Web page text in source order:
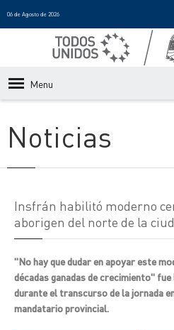
06 de Agosto de 2026
Menu
Noticias
Insfrán habilitó moderno
aborigen del norte de la
"No hay que dudar en apoyar este
décadas ganadas de crecimiento"
durante el transcurso de la jornada
mandatario provincial.